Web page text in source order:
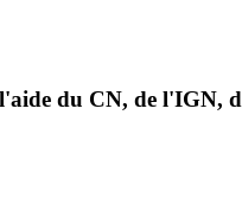
du CN, de l'IGN,